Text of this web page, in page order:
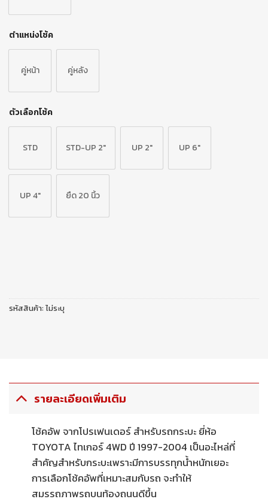
ตำแหน่งโช้ค
คู่หน้า คู่หลัง
ตัวเลือกโช้ค
STD STD-UP 2" UP 2" UP 6"
UP 4" ยืด 20 นิ้ว
รหัสสินค้า:ไม่ระบุ
รายละเอียดเพิ่มเติม
โช้คอัพ จากโปรเฟนเดอร์ สำหรับรถกระบะ ยี่ห้อ
TOYOTA ไทเกอร์ 4WD ปี 1997-2004 เป็นอะไหล่ที่
สำคัญสำหรับกระบะเพราะมีการบรรทุกน้ำหนักเยอะ
การเลือกโช้คอัพที่เหมาะสมกับรถ จะทำให้
สมรรถภาพรถบนท้องถนนดีขึ้น